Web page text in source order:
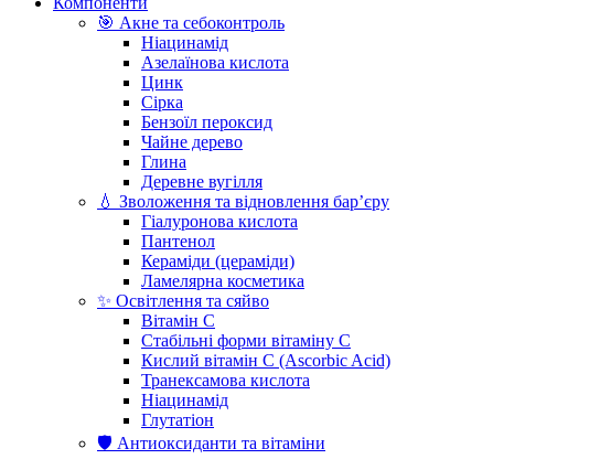
🎯 Акне та себоконтроль
Ніацинамід
Азелаїнова кислота
Цинк
Сірка
Бензоїл пероксид
Чайне дерево
Глина
Деревне вугілля
💧 Зволоження та відновлення бар’єру
Гіалуронова кислота
Пантенол
Кераміди (цераміди)
Ламелярна косметика
✨ Освітлення та сяйво
Вітамін С
Стабільні форми вітаміну С
Кислий вітамін С (Ascorbic Acid)
Транексамова кислота
Ніацинамід
Глутатіон
🛡️ Антиоксиданти та вітаміни